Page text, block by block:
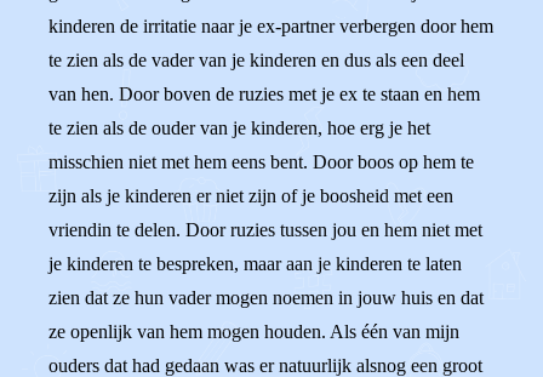
kinderen de irritatie naar je ex-partner verbergen door hem
te zien als de vader van je kinderen en dus als een deel
van hen. Door boven de ruzies met je ex te staan en hem
te zien als de ouder van je kinderen, hoe erg je het
misschien niet met hem eens bent. Door boos op hem te
zijn als je kinderen er niet zijn of je boosheid met een
vriendin te delen. Door ruzies tussen jou en hem niet met
je kinderen te bespreken, maar aan je kinderen te laten
zien dat ze hun vader mogen noemen in jouw huis en dat
ze openlijk van hem mogen houden. Als één van mijn
ouders dat had gedaan was er natuurlijk alsnog een groot